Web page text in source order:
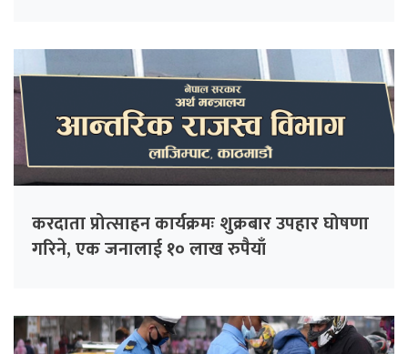
करदाता प्रोत्साहन कार्यक्रमः शुक्रबार उपहार घोषणा
गरिने, एक जनालाई १० लाख रुपैयाँ